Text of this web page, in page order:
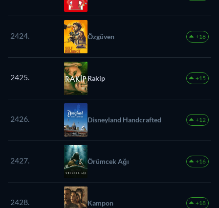
2424. Özgüven +18
2425. Rakip +15
2426. Disneyland Handcrafted +12
2427. Örümcek Ağı +16
2428. Kampon +18